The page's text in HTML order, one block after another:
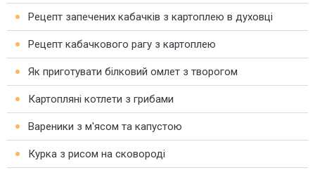
Рецепт запечених кабачків з картоплею в духовці
Рецепт кабачкового рагу з картоплею
Як приготувати білковий омлет з творогом
Картопляні котлети з грибами
Вареники з м'ясом та капустою
Курка з рисом на сковороді